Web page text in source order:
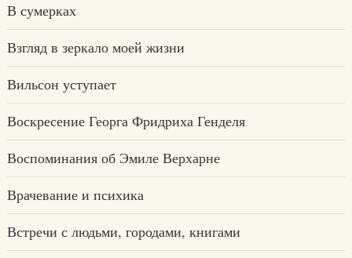
В сумерках
Взгляд в зеркало моей жизни
Вильсон уступает
Воскресение Георга Фридриха Генделя
Воспоминания об Эмиле Верхарне
Врачевание и психика
Встречи с людьми, городами, книгами